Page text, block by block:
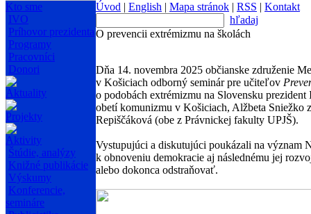
Kto sme
IVO
Príhovor prezidenta
Programy
Pracovníci
Donori
Aktuality
Projekty
Aktivity
Štúdie, analýzy
Knižné publikácie
Výskumy
Konferencie,
semináre
Úvod | English | Mapa stránok | RSS | Kontakt
hľadaj
O prevencii extrémizmu na školách
Dňa 14. novembra 2025 občianske združenie
v Košiciach odborný seminár pre učiteľov
o podobách extrémizmu na Slovensku
obetí komunizmu v Košiciach, Alžbeta
Repiščáková (obe z Právnickej fakulty UPJŠ).
Vystupujúci a diskutujúci poukázali na význam
k obnoveniu demokracie aj následnému jej
alebo dokonca odstraňovať.